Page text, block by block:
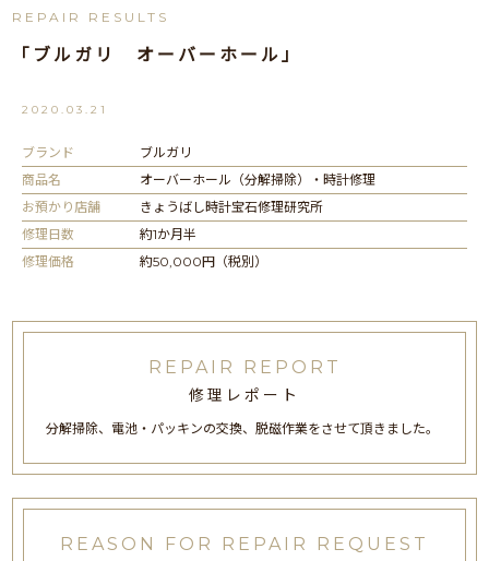
REPAIR RESULTS
「ブルガリ オーバーホール」
2020.03.21
ブランド
ブルガリ
商品名
オーバーホール（分解掃除）・時計修理
お預かり店舗
きょうばし時計宝石修理研究所
修理日数
約1か月半
修理価格
約50,000円（税別）
REPAIR REPORT
修理レポート
分解掃除、電池・パッキンの交換、脱磁作業をさせて頂きました。
REASON FOR REPAIR REQUEST